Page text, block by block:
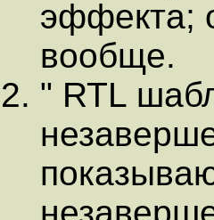
эффекта;
вообще.
" RTL